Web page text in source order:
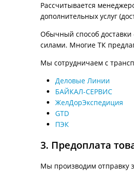
Рассчитывается
дополнительных услуг
Обычный способ доставки
силами. Многие ТК
Мы сотрудничаем с
Деловые Линии
БАЙКАЛ-СЕРВИС
ЖелДорЭкспедиция
GTD
ПЭК
3. Предоплата
Мы производим отправку